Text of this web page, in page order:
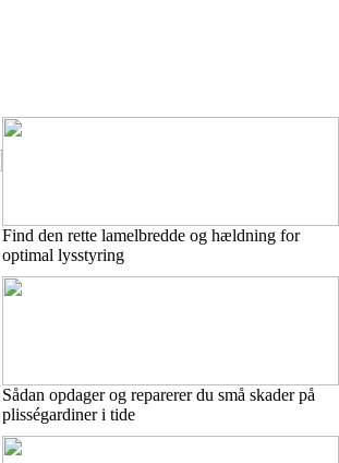
Find den rette lamelbredde og hældning for
optimal lysstyring
Sådan opdager og reparerer du små skader på
plisségardiner i tide